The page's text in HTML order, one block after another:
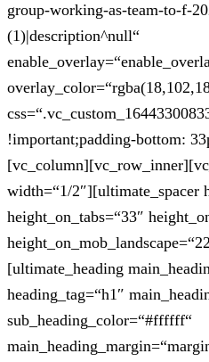
group-working-as-team-to-f-
(1)|description^null“
!important;padding-bottom:
width=“1/2″][ultimate_spacer
height_on_tabs=“33″
[ultimate_heading
heading_tag=“h1″
sub_heading_color=“#ffffff“